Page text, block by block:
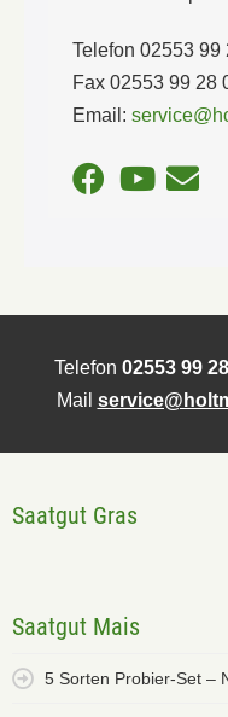
Telefon 02553 99
Fax 02553 99 28
Email:
Telefon 02553 99
Mail
Saatgut Gras
Saatgut Mais
5 Sorten Probier-Set –